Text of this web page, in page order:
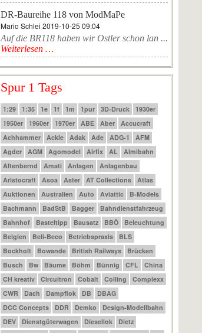
DR-Baureihe 118 von ModMaPe
Mario Schlei 2019-10-25 09:04
Auf die BR118 haben wir Ostler schon lan ...
Weiterlesen …
Spur 1 Tags
1:29 1:35 1e 1f 1m 1pur 3D-Druck
1930er
1950er
1960er 1970er ABE Aber
Accucraft
Achhammer
Ackle Adak Ade ADG-1
AFM
Agder
AGM Agomodel Airfix AL
Almibahn
Altenbernd
Amati Anlagen
Anlagenbau
Aristocraft
Asoa Aster AT Collections
Atlas
Auktionen
Australien Auto Aviattic
B-Models
Bachmann
BadStB Bagger
Bahndienstfahrzeug
Bahnhof
Basteltipp Bausatz BBÖ
Beleuchtung
Belgien
Beli-Beco Betriebspraxis
BLS
Bockholt
Bowande British Railways
Brücken
Busch
Bw Bäume Böhm Bünnig CFL
China
CH kreativ
Circuitron Cobalt Colling
Complexx
CWR
Dach Dampflok DB
DBAG
DCC Concepts
DDR Demko
Design-Modellbahn
DEV
Dienstgüterwagen Diesellok
Dietz